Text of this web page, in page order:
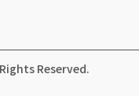
Reserved.